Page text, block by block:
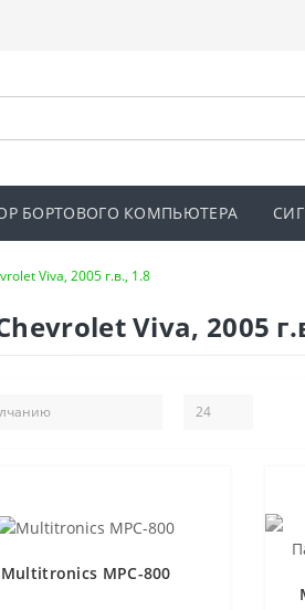
БОРТОВОГО КОМПЬЮТЕРА
Viva, 2005 г.в., 1.8
Viva, 2005
Multitronics MPC-800